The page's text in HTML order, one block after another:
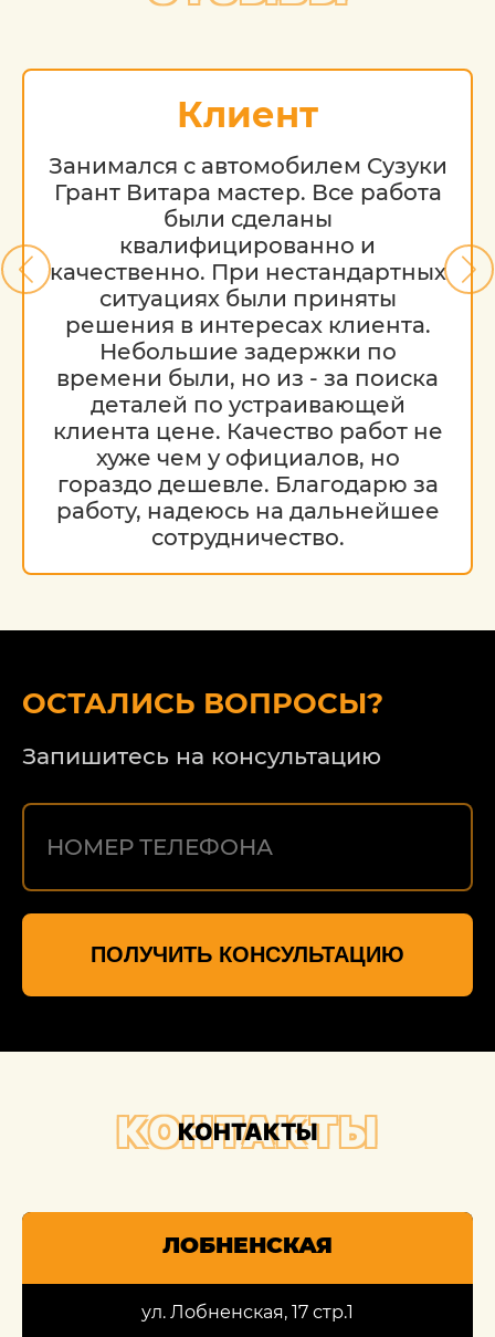
Клиент
Занимался с автомобилем Сузуки
Грант Витара мастер. Все работа
были сделаны
квалифицированно и
качественно. При нестандартных
ситуациях были приняты
решения в интересах клиента.
Небольшие задержки по
времени были, но из - за поиска
деталей по устраивающей
клиента цене. Качество работ не
хуже чем у официалов, но
гораздо дешевле. Благодарю за
работу, надеюсь на дальнейшее
сотрудничество.
ОСТАЛИСЬ ВОПРОСЫ?
Запишитесь на консультацию
ПОЛУЧИТЬ КОНСУЛЬТАЦИЮ
КОНТАКТЫ
КОНТАКТЫ
ЛОБНЕНСКАЯ
ул. Лобненская, 17 стр.1